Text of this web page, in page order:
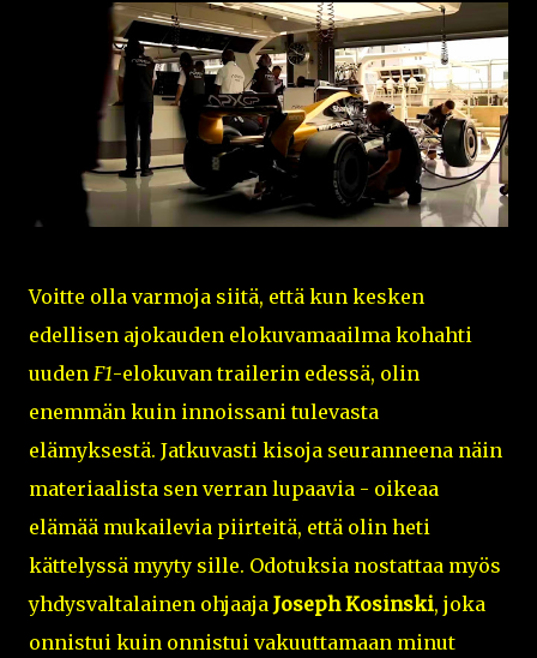
Voitte olla varmoja siitä, että kun kesken
edellisen ajokauden elokuvamaailma kohahti
uuden F1-elokuvan trailerin edessä, olin
enemmän kuin innoissani tulevasta
elämyksestä. Jatkuvasti kisoja seuranneena näin
materiaalista sen verran lupaavia - oikeaa
elämää mukailevia piirteitä, että olin heti
kättelyssä myyty sille. Odotuksia nostattaa myös
yhdysvaltalainen ohjaaja Joseph Kosinski, joka
onnistui kuin onnistui vakuuttamaan minut